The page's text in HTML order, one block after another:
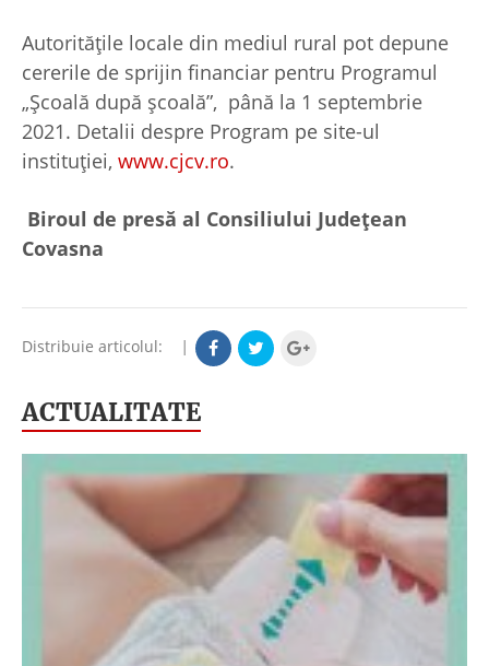
Autoritățile locale din mediul rural pot depune
cererile de sprijin financiar pentru Programul
„Școală după școală”, până la 1 septembrie
2021. Detalii despre Program pe site-ul
instituției, www.cjcv.ro.
Biroul de presă al Consiliului Județean
Covasna
Distribuie articolul: |
ACTUALITATE